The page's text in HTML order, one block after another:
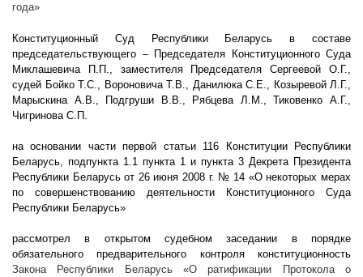
года»
Конституционный Суд Республики Беларусь в составе
председательствующего – Председателя Конституционного Суда
Миклашевича П.П., заместителя Председателя Сергеевой О.Г.,
судей Бойко Т.С., Вороновича Т.В., Данилюка С.Е., Козыревой Л.Г.,
Марыскина А.В., Подгруши В.В., Рябцева Л.М., Тиковенко А.Г.,
Чигринова С.П.
на основании части первой статьи 116 Конституции Республики
Беларусь, подпункта 1.1 пункта 1 и пункта 3 Декрета Президента
Республики Беларусь от 26 июня 2008 г. № 14 «О некоторых мерах
по совершенствованию деятельности Конституционного Суда
Республики Беларусь»
рассмотрел в открытом судебном заседании в порядке
обязательного предварительного контроля конституционность
Закона Республики Беларусь «О ратификации Протокола о